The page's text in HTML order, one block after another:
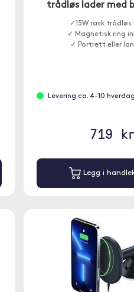
trådløs lader med
✓15W rask trådløs
✓ Magnetisk ring
✓ Portrett eller
Levering ca. 4-10
719
Legg i